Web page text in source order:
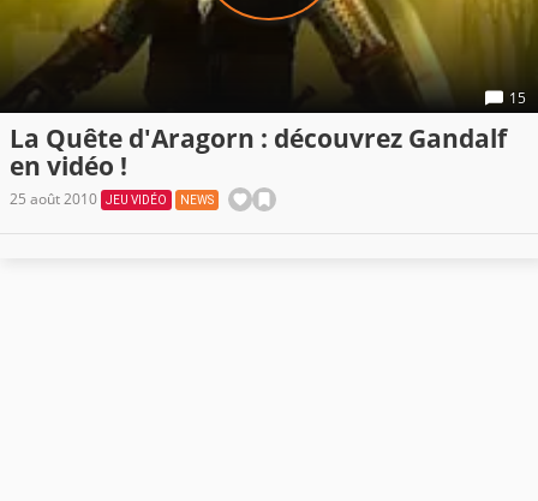
15
La Quête d'Aragorn : découvrez Gandalf
en vidéo !
25 août 2010 JEU VIDÉO NEWS